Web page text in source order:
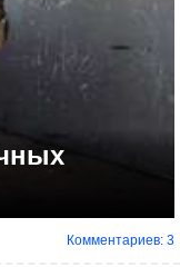
Комментариев: 3